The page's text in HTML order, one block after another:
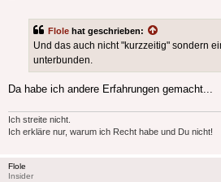
Flole hat geschrieben:
Und das auch nicht "kurzzeitig" sondern
unterbunden.
Da habe ich andere Erfahrungen gemacht...
Ich streite nicht.
Ich erkläre nur, warum ich Recht habe und Du nicht!
Flole
Insider